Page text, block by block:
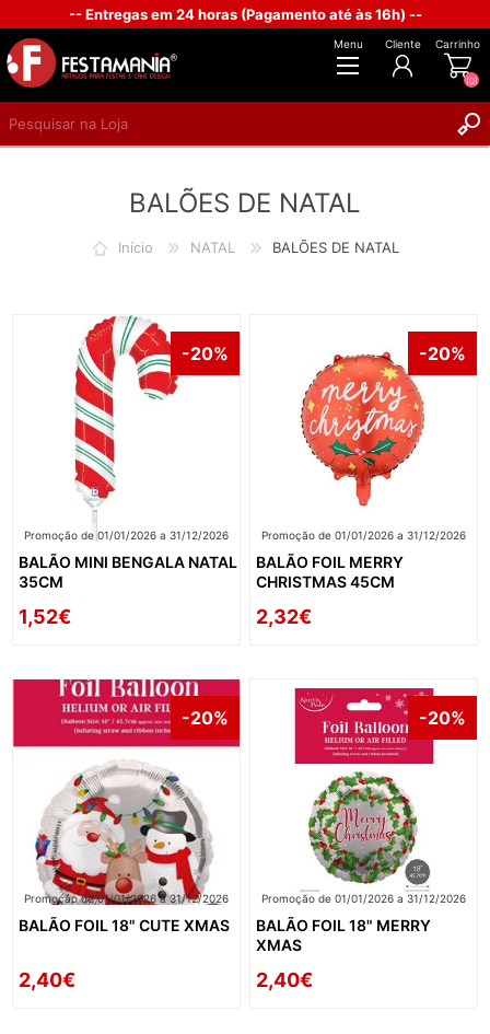
-- Entregas em 24 horas (Pagamento até às 16h) --
Menu Cliente
INICIAR SESSÃO
Carrinho
(0)
BALÕES DE NATAL
Início NATAL BALÕES DE NATAL
-20%
Promoção de 01/01/2026 a 31/12/2026
BALÃO MINI BENGALA NATAL
35CM
1,52€
-20%
Promoção de 01/01/2026 a 31/12/2026
BALÃO FOIL MERRY
CHRISTMAS 45CM
2,32€
-20%
Promoção de 01/01/2026 a 31/12/2026
BALÃO FOIL 18" CUTE XMAS
2,40€
-20%
Promoção de 01/01/2026 a 31/12/2026
BALÃO FOIL 18" MERRY
XMAS
2,40€